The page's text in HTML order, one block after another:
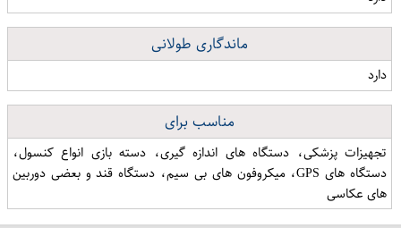
ماندگاری طولانی
دارد
مناسب برای
تجهیزات پزشکی، دستگاه های اندازه گیری، دسته بازی انواع کنسول،
دستگاه های GPS، میکروفون های بی سیم، دستگاه قند و بعضی دوربین
های عکاسی